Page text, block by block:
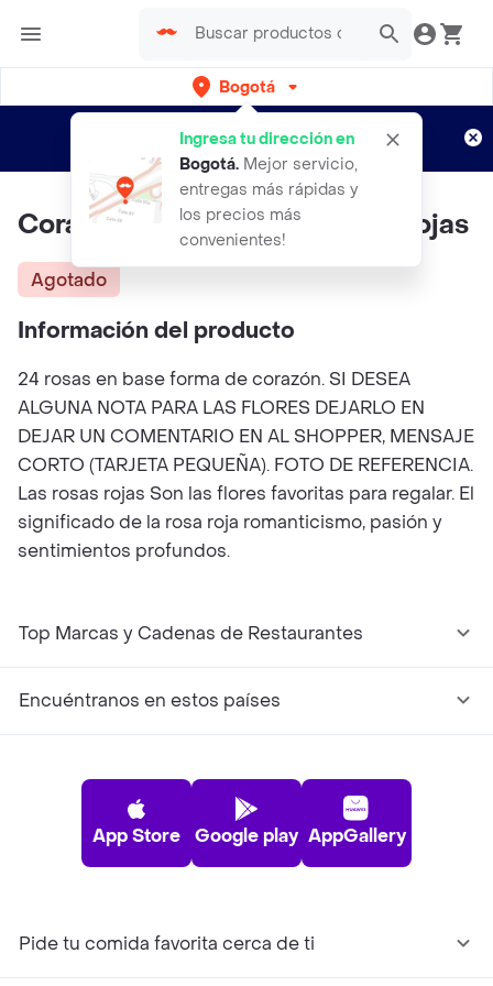
Bogotá
Ingresa tu dirección en
Bogotá. Mejor servicio,
entregas más rápidas y
los precios más
convenientes!
envíos gratis por semanas
Aplican TyC
Corazón Blanco De 24 Rosas Rojas
Agotado
Información del producto
24 rosas en base forma de corazón. SI DESEA
ALGUNA NOTA PARA LAS FLORES DEJARLO EN
DEJAR UN COMENTARIO EN AL SHOPPER, MENSAJE
CORTO (TARJETA PEQUEÑA). FOTO DE REFERENCIA.
Las rosas rojas Son las flores favoritas para regalar. El
significado de la rosa roja romanticismo, pasión y
sentimientos profundos.
Top Marcas y Cadenas de Restaurantes
Encuéntranos en estos países
App Store Google play AppGallery
Pide tu comida favorita cerca de ti